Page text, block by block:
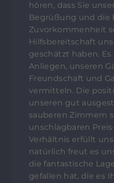
hören, dass Sie
Begrüßung und die
Zuvorkommenheit
Hilfsbereitschaft
geschätzt haben.
Anliegen, unseren
Freundschaft und
vermitteln. Die
unseren gut
sauberen Zimmern
unschlagbaren
Verhältnis erfüllt
natürlich freut es
die fantastische
gefallen hat, die es